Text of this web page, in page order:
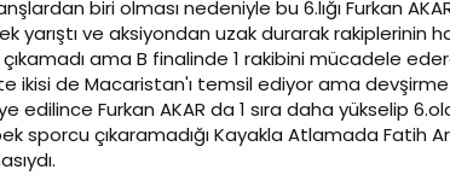
biri olması nedeniyle bu 6.lığı Furkan
yarıştı ve aksiyondan uzak durarak rakiplerinin
ama B finalinde 1 rakibini mücadele
ikisi de Macaristan'ı temsil ediyor ama
edilince Furkan AKAR da 1 sıra daha yükselip
sporcu çıkaramadığı Kayakla Atlamada Fatih